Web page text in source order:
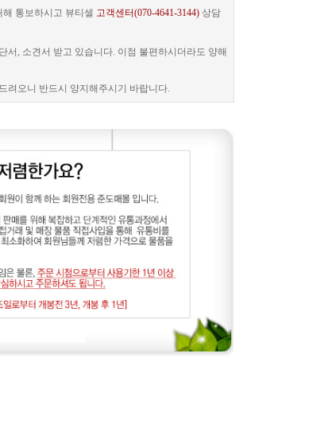
통보하시고 뷰티셀 고객센터(070-4641-3144)상담
, 소견서 받고 있습니다. 이점 불편하시더라도 양해
려오니 반드시 양지해주시기 바랍니다.